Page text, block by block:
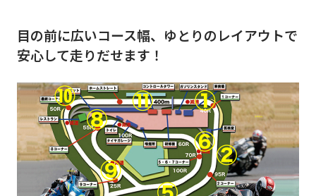
目の前に広いコース幅、ゆとりのレイアウトで
安心して走りだせます！